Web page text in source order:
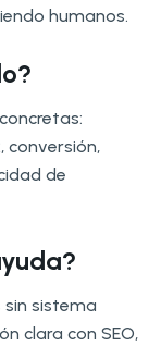
humanos.
conversión,
de
sistema
clara con SEO,